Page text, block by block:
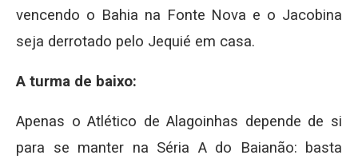
vencendo o Bahia na Fonte Nova e o Jacobina
seja derrotado pelo Jequié em casa.
A turma de baixo:
Apenas o Atlético de Alagoinhas depende de si
para se manter na Séria A do Baianão: basta